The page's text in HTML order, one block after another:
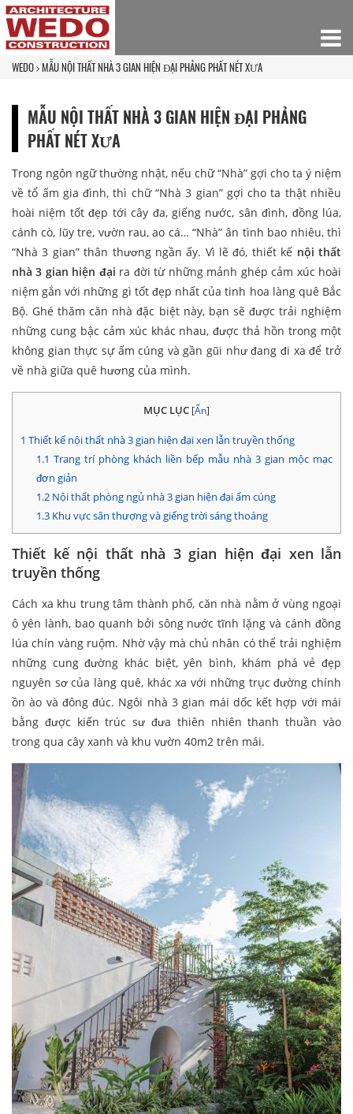
WEDO MẪU NỘI THẤT NHÀ 3 GIAN HIỆN ĐẠI PHẢNG PHẤT NÉT XƯA
MẪU NỘI THẤT NHÀ 3 GIAN HIỆN ĐẠI PHẢNG
PHẤT NÉT XƯA
Trong ngôn ngữ thường nhật, nếu chữ “Nhà” gợi cho ta ý niệm
về tổ ấm gia đình, thì chữ “Nhà 3 gian” gợi cho ta thật nhiều
hoài niệm tốt đẹp tới cây đa, giếng nước, sân đình, đồng lúa,
cánh cò, lũy tre, vườn rau, ao cá… “Nhà” ân tình bao nhiêu, thì
“Nhà 3 gian” thân thương ngần ấy. Vì lẽ đó, thiết kế nội thất
nhà 3 gian hiện đại ra đời từ những mảnh ghép cảm xúc hoài
niệm gắn với những gì tốt đẹp nhất của tinh hoa làng quê Bắc
Bộ. Ghé thăm căn nhà đặc biệt này, bạn sẽ được trải nghiệm
những cung bậc cảm xúc khác nhau, được thả hồn trong một
không gian thực sự ấm cúng và gần gũi như đang đi xa để trở
về nhà giữa quê hương của mình.
MỤC LỤC [Ẩn]
1 Thiết kế nội thất nhà 3 gian hiện đại xen lẫn truyền thống
1.1 Trang trí phòng khách liền bếp mẫu nhà 3 gian mộc mạc
đơn giản
1.2Nội thất phòng ngủ nhà 3 gian hiện đại ấm cúng
1.3Khu vực sân thượng và giếng trời sáng thoáng
Thiết kế nội thất nhà 3 gian hiện đại xen lẫn
truyền thống
Cách xa khu trung tâm thành phố, căn nhà nằm ở vùng ngoại
ô yên lành, bao quanh bởi sông nước tĩnh lặng và cánh đồng
lúa chín vàng ruộm. Nhờ vậy mà chủ nhân có thể trải nghiệm
những cung đường khác biệt, yên bình, khám phá vẻ đẹp
nguyên sơ của làng quê, khác xa với những trục đường chính
ồn ào và đông đúc. Ngôi nhà 3 gian mái dốc kết hợp với mái
bằng được kiến trúc sư đưa thiên nhiên thanh thuần vào
trong qua cây xanh và khu vườn 40m2 trên mái.